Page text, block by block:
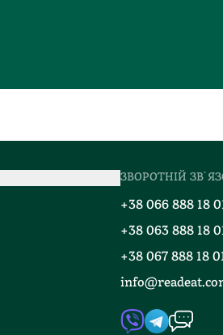
ЗВОРОТНІЙ
+38 066 888 18
+38 063 888 18
+38 067 888 18